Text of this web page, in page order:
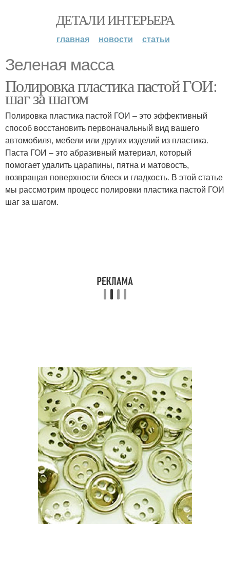
ДЕТАЛИ ИНТЕРЬЕРА
главная новости статьи
Зеленая масса
Полировка пластика пастой ГОИ:
шаг за шагом
Полировка пластика пастой ГОИ – это эффективный
способ восстановить первоначальный вид вашего
автомобиля, мебели или других изделий из пластика.
Паста ГОИ – это абразивный материал, который
помогает удалить царапины, пятна и матовость,
возвращая поверхности блеск и гладкость. В этой статье
мы рассмотрим процесс полировки пластика пастой ГОИ
шаг за шагом.